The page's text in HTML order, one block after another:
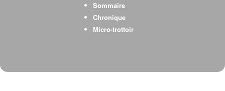
Sommaire
Chronique
Micro-trottoir